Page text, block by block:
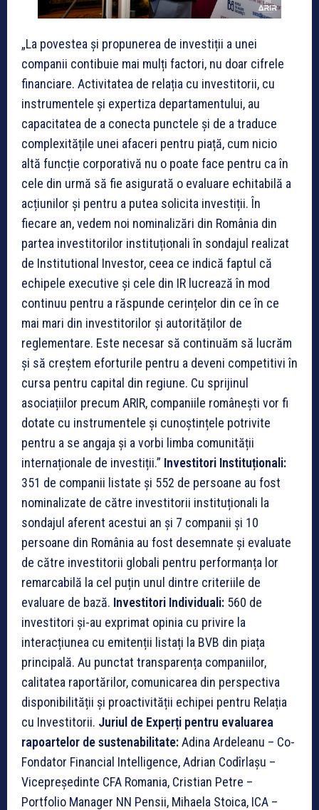
„La povestea și propunerea de investiții a unei
companii contibuie mai mulți factori, nu doar cifrele
financiare. Activitatea de relația cu investitorii, cu
instrumentele și expertiza departamentului, au
capacitatea de a conecta punctele și de a traduce
complexitățile unei afaceri pentru piață, cum nicio
altă funcție corporativă nu o poate face pentru ca în
cele din urmă să fie asigurată o evaluare echitabilă a
acțiunilor și pentru a putea solicita investiții. În
fiecare an, vedem noi nominalizări din România din
partea investitorilor instituționali în sondajul realizat
de Institutional Investor, ceea ce indică faptul că
echipele executive și cele din IR lucrează în mod
continuu pentru a răspunde cerințelor din ce în ce
mai mari din investitorilor și autorităților de
reglementare. Este necesar să continuăm să lucrăm
și să creștem eforturile pentru a deveni competitivi în
cursa pentru capital din regiune. Cu sprijinul
asociațiilor precum ARIR, companiile românești vor fi
dotate cu instrumentele și cunoștințele potrivite
pentru a se angaja și a vorbi limba comunității
internaționale de investiții.” Investitori Instituționali:
351 de companii listate și 552 de persoane au fost
nominalizate de către investitorii instituționali la
sondajul aferent acestui an și 7 companii și 10
persoane din România au fost desemnate și evaluate
de către investitorii globali pentru performanța lor
remarcabilă la cel puțin unul dintre criteriile de
evaluare de bază. Investitori Individuali: 560 de
investitori și-au exprimat opinia cu privire la
interacțiunea cu emitenții listați la BVB din piața
principală. Au punctat transparența companiilor,
calitatea raportărilor, comunicarea din perspectiva
disponibilității și proactivității echipei pentru Relația
cu Investitorii. Juriul de Experți pentru evaluarea
rapoartelor de sustenabilitate:Adina Ardeleanu – Co-
Fondator Financial Intelligence, Adrian Codîrlașu –
Vicepreședinte CFA Romania, Cristian Petre –
Portfolio Manager NN Pensii, Mihaela Stoica, ICA –